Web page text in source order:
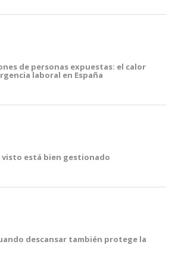
de personas expuestas: el calor
laboral en España
está bien gestionado
descansar también protege la